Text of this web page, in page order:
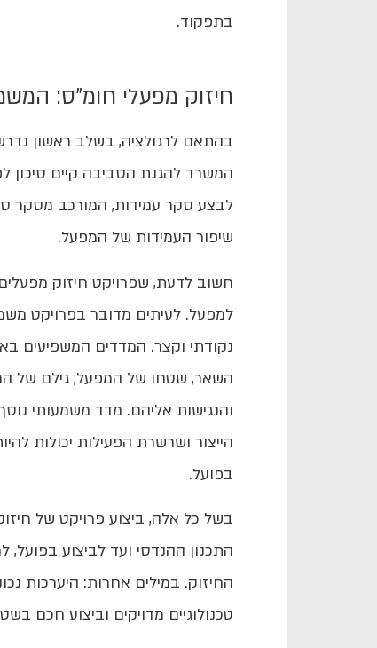
בתפקוד.
חיזוק מפעלי חומ"ס:
בהתאם לרגולציה, בשלב ראשון
המשרד להגנת הסביבה קיים סיכון
לבצע סקר עמידות, המורכב מסקר
שיפור העמידות של המפעל.
חשוב לדעת, שפרויקט חיזוק
למפעל. לעיתים מדובר בפרויקט
נקודתי וקצר. המדדים המשפיעים
השאר, שטחו של המפעל, גילם של
והנגישות אליהם. מדד משמעותי
הייצור ושרשרת הפעילות יכולות
בפועל.
בשל כל אלה, ביצוע פרויקט של
התכנון ההנדסי ועד לביצוע
החיזוק. במילים אחרות: היערכות
טכנולוגיים מדויקים וביצוע חכם